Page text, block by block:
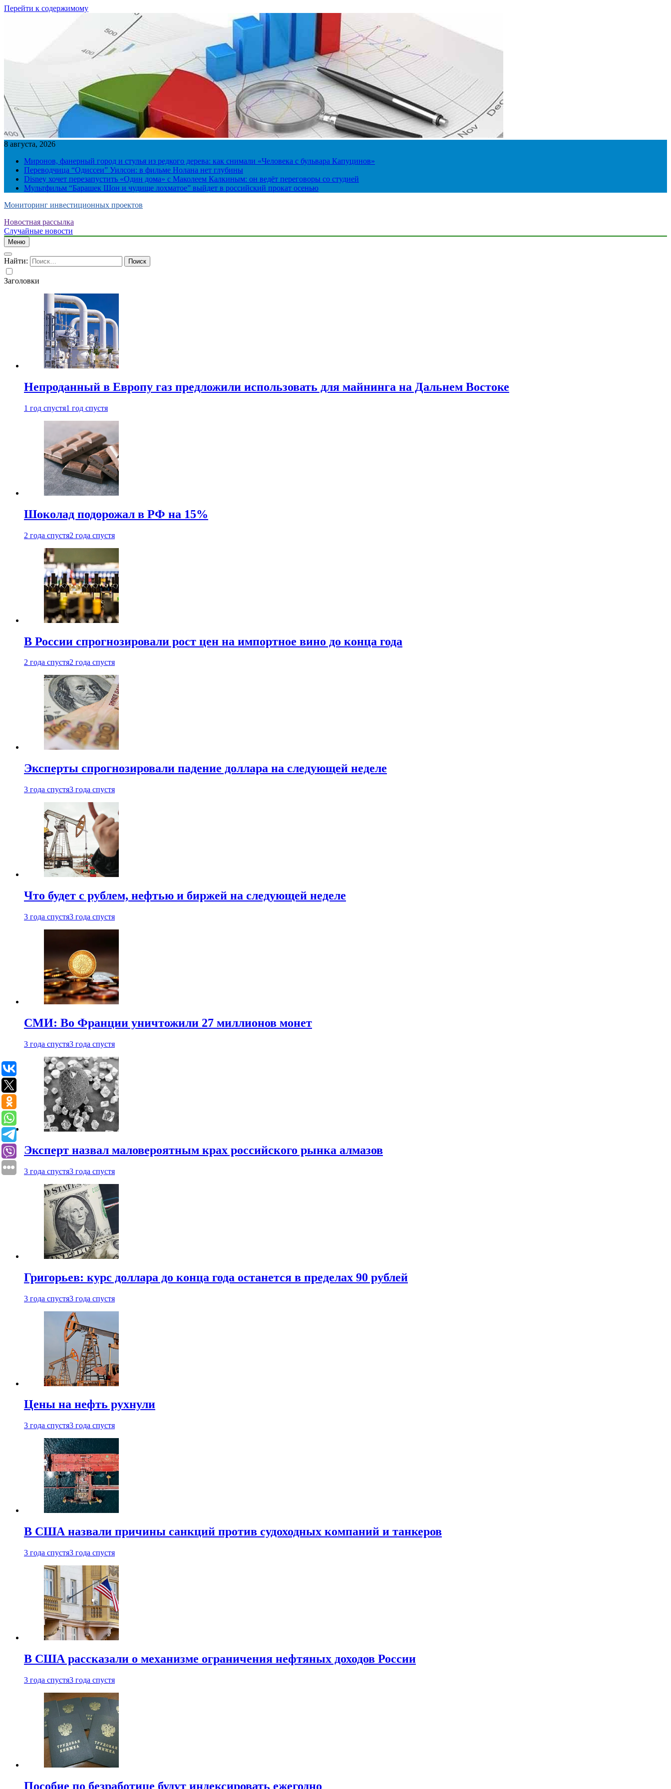
Перейти к содержимому
8 августа, 2026
Миронов, фанерный город и стулья из редкого дерева: как снимали «Человека с бульвара Капуцинов»
Переводчица “Одиссеи” Уилсон: в фильме Нолана нет глубины
Disney хочет перезапустить «Один дома» с Маколеем Калкиным: он ведёт переговоры со студией
Мультфильм “Барашек Шон и чудище лохматое” выйдет в российский прокат осенью
Мониторинг инвестиционных проектов
Новостная рассылка
Случайные новости
Меню
Найти:
Заголовки
Непроданный в Европу газ предложили использовать для майнинга на Дальнем Востоке
1 год спустя1 год спустя
Шоколад подорожал в РФ на 15%
2 года спустя2 года спустя
В России спрогнозировали рост цен на импортное вино до конца года
2 года спустя2 года спустя
Эксперты спрогнозировали падение доллара на следующей неделе
3 года спустя3 года спустя
Что будет с рублем, нефтью и биржей на следующей неделе
3 года спустя3 года спустя
СМИ: Во Франции уничтожили 27 миллионов монет
3 года спустя3 года спустя
Эксперт назвал маловероятным крах российского рынка алмазов
3 года спустя3 года спустя
Григорьев: курс доллара до конца года останется в пределах 90 рублей
3 года спустя3 года спустя
Цены на нефть рухнули
3 года спустя3 года спустя
В США назвали причины санкций против судоходных компаний и танкеров
3 года спустя3 года спустя
В США рассказали о механизме ограничения нефтяных доходов России
3 года спустя3 года спустя
Пособие по безработице будут индексировать ежегодно